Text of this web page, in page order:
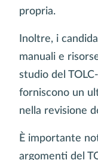
propria.
Inoltre, i
manuali e
studio del
forniscono un
nella revisione
È importante
argomenti del